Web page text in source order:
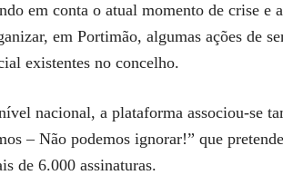
em conta o atual momento de crise
em Portimão, algumas ações de
existentes no concelho.
nacional, a plataforma associou-se
– Não podemos ignorar!” que
de 6.000 assinaturas.